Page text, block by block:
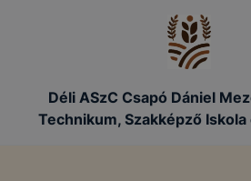
Déli ASzC Csapó Dániel
Technikum, Szakképző Iskola